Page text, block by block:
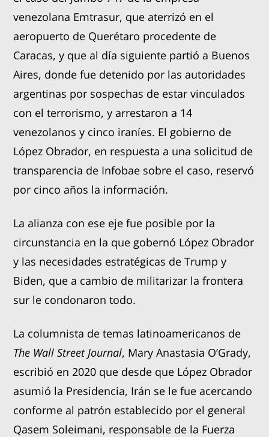
venezolana Emtrasur, que aterrizó en el
aeropuerto de Querétaro procedente de
Caracas, y que al día siguiente partió a Buenos
Aires, donde fue detenido por las autoridades
argentinas por sospechas de estar vinculados
con el terrorismo, y arrestaron a 14
venezolanos y cinco iraníes. El gobierno de
López Obrador, en respuesta a una solicitud de
transparencia de Infobae sobre el caso, reservó
por cinco años la información.
La alianza con ese eje fue posible por la
circunstancia en la que gobernó López Obrador
y las necesidades estratégicas de Trump y
Biden, que a cambio de militarizar la frontera
sur le condonaron todo.
La columnista de temas latinoamericanos de
The Wall Street Journal, Mary Anastasia O’Grady,
escribió en 2020 que desde que López Obrador
asumió la Presidencia, Irán se le fue acercando
conforme al patrón establecido por el general
Qasem Soleimani, responsable de la Fuerza